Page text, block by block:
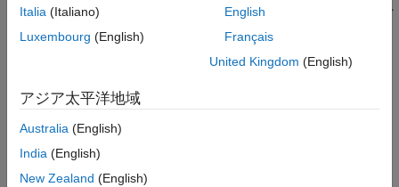
とができます。関数
は string スカラーまたは文字ベクト
に複数の行が含まれる場合、composeは同じ行数の string
の対応する行からの書式設定された値を使用して、
行で
formatSpec
Aの列数が
composeはstrの追加列として
Italia (Italiano)
Luxembourg (English)
English
Français
United Kingdom (English)
アジア太平洋地域
Australia (English)
India (English)
New Zealand (English)